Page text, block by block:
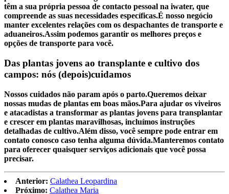
têm a sua própria pessoa de contacto pessoal na iwater, que
compreende as suas necessidades específicas.É nosso negócio
manter excelentes relações com os despachantes de transporte e
aduaneiros.Assim podemos garantir os melhores preços e
opções de transporte para você.
Das plantas jovens ao transplante e cultivo dos
campos: nós (depois)cuidamos
Nossos cuidados não param após o parto.Queremos deixar
nossas mudas de plantas em boas mãos.Para ajudar os viveiros
e atacadistas a transformar as plantas jovens para transplantar
e crescer em plantas maravilhosas, incluímos instruções
detalhadas de cultivo.Além disso, você sempre pode entrar em
contato conosco caso tenha alguma dúvida.Manteremos contato
para oferecer quaisquer serviços adicionais que você possa
precisar.
Anterior: Calathea Leopardina
Próximo: Calathea Maria